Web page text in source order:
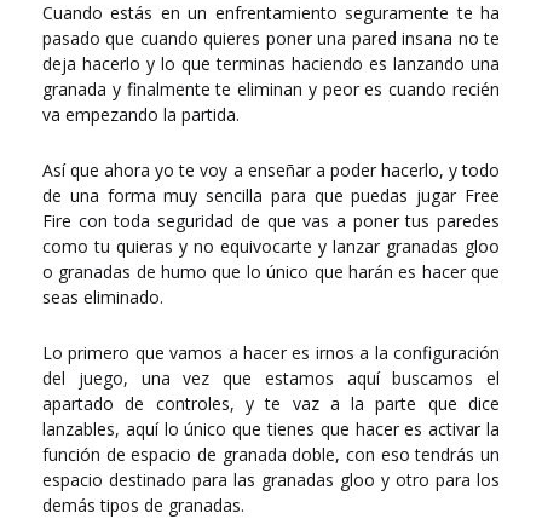
Cuando estás en un enfrentamiento seguramente te ha
pasado que cuando quieres poner una pared insana no te
deja hacerlo y lo que terminas haciendo es lanzando una
granada y finalmente te eliminan y peor es cuando recién
va empezando la partida.
Así que ahora yo te voy a enseñar a poder hacerlo, y todo
de una forma muy sencilla para que puedas jugar Free
Fire con toda seguridad de que vas a poner tus paredes
como tu quieras y no equivocarte y lanzar granadas gloo
o granadas de humo que lo único que harán es hacer que
seas eliminado.
Lo primero que vamos a hacer es irnos a la configuración
del juego, una vez que estamos aquí buscamos el
apartado de controles, y te vaz a la parte que dice
lanzables, aquí lo único que tienes que hacer es activar la
función de espacio de granada doble, con eso tendrás un
espacio destinado para las granadas gloo y otro para los
demás tipos de granadas.